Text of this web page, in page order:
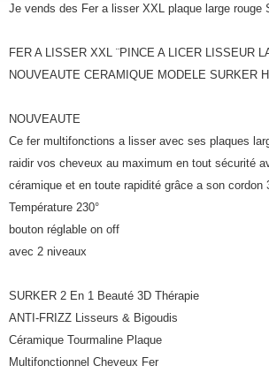
Je vends des Fer a lisser XXL plaque large rouge
FER A LISSER XXL ¨PINCE A LICER LISSEUR
NOUVEAUTE CERAMIQUE MODELE SURKER
NOUVEAUTE
Ce fer multifonctions a lisser avec ses plaques
raidir vos cheveux au maximum en tout sécurité
céramique et en toute rapidité grâce a son cordon
Température 230°
bouton réglable on off
avec 2 niveaux
SURKER 2 En 1 Beauté 3D Thérapie
ANTI-FRIZZ Lisseurs & Bigoudis
Céramique Tourmaline Plaque
Multifonctionnel Cheveux Fer